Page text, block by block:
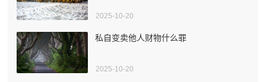
2025-10-20
私自变卖他人财物什么罪
2025-10-20